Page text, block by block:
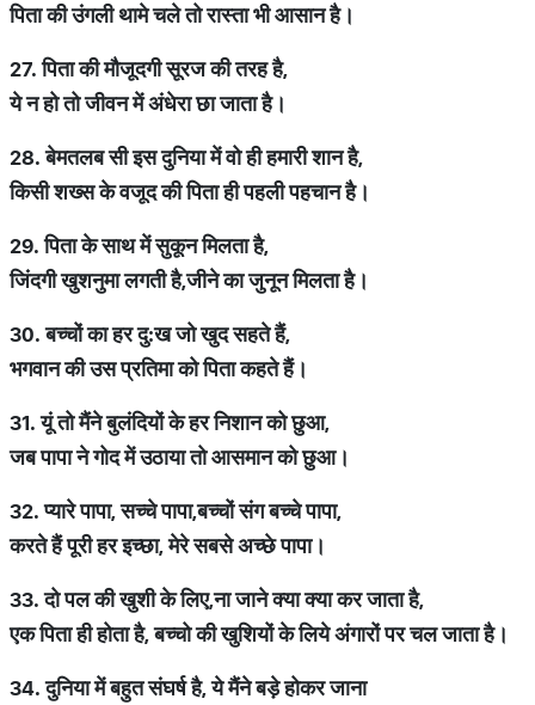
पिताकीउंगलीथामेचलेतोरास्ताभीआसानहै।
27.पिताकीमौजूदगीसूरजकीतरहहै,
येनहोतोजीवनमेंअंधेराछाजाताहै।
28.बेमतलबसीइसदुनियामेंवोहीहमारीशानहै,
किसीशख्सकेवजूदकीपिताहीपहलीपहचानहै।
29.पिताकेसाथमेंसुकूनमिलताहै,
जिंदगीखुशनुमालगतीहै,जीनेकाजुनूनमिलताहै।
30.बच्चोंकाहरदु:खजोखुदसहतेहैं,
भगवानकीउसप्रतिमाकोपिताकहतेहैं।
31.यूंतोमैंनेबुलंदियोंकेहरनिशानकोछुआ,
जबपापानेगोदमेंउठायातोआसमानकोछुआ।
32.प्यारेपापा,सच्चेपापा,बच्चोंसंगबच्चेपापा,
करतेहैंपूरीहरइच्छा,मेरेसबसेअच्छेपापा।
33.दोपलकीखुशीकेलिए,नाजानेक्याक्याकरजाताहै,
एकपिताहीहोताहै,बच्चोकीखुशियोंकेलियेअंगारोंपरचलजाताहै।
34.दुनियामेंबहुतसंघर्षहै,येमैंनेबड़ेहोकरजाना